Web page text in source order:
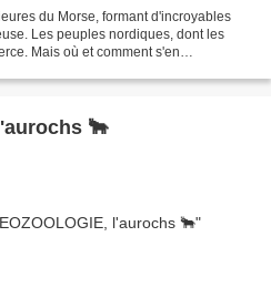
du Morse, formant d'incroyables
Les peuples nordiques, dont les
Mais où et comment s'en
🐂